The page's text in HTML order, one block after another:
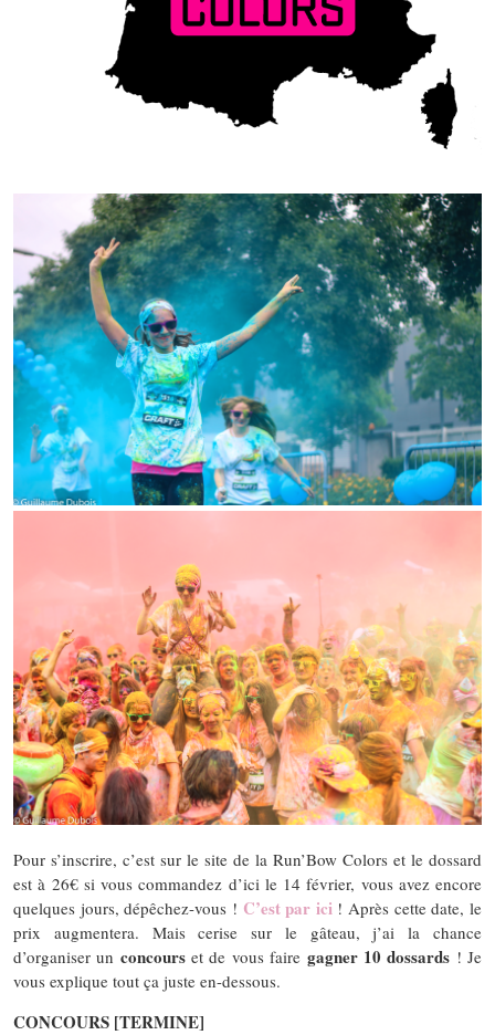
Pour s’inscrire, c’est sur le site de la Run’Bow Colors et le dossard
est à 26€ si vous commandez d’ici le 14 février, vous avez encore
quelques jours, dépêchez-vous ! C’est par ici ! Après cette date, le
prix augmentera. Mais cerise sur le gâteau, j’ai la chance
d’organiser un concourset de vous faire gagner 10 dossards ! Je
vous explique tout ça juste en-dessous.
CONCOURS [TERMINE]